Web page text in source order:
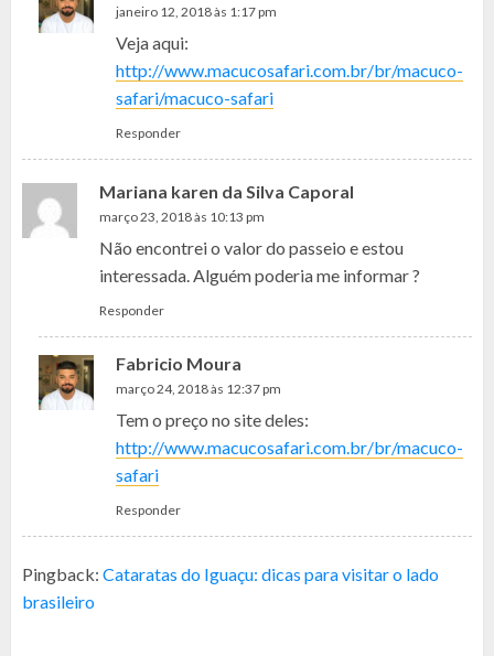
janeiro 12, 2018 às 1:17 pm
Veja aqui:
http://www.macucosafari.com.br/br/macuco-
safari/macuco-safari
Responder
Mariana karen da Silva Caporal
março 23, 2018 às 10:13 pm
Não encontrei o valor do passeio e estou
interessada. Alguém poderia me informar ?
Responder
Fabricio Moura
março 24, 2018 às 12:37 pm
Tem o preço no site deles:
http://www.macucosafari.com.br/br/macuco-
safari
Responder
Pingback: Cataratas do Iguaçu: dicas para visitar o lado
brasileiro